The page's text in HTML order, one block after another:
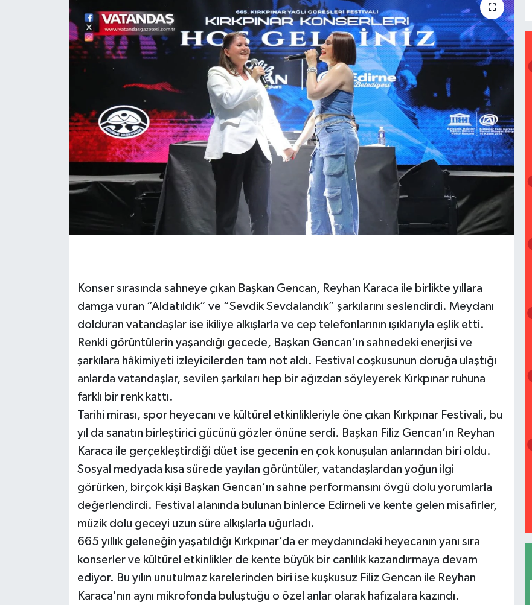
Konser sırasında sahneye çıkan Başkan Gencan, Reyhan Karaca ile birlikte yıllara
damga vuran “Aldatıldık” ve “Sevdik Sevdalandık” şarkılarını seslendirdi. Meydanı
dolduran vatandaşlar ise ikiliye alkışlarla ve cep telefonlarının ışıklarıyla eşlik etti.
Renkli görüntülerin yaşandığı gecede, Başkan Gencan’ın sahnedeki enerjisi ve
şarkılara hâkimiyeti izleyicilerden tam not aldı. Festival coşkusunun doruğa ulaştığı
anlarda vatandaşlar, sevilen şarkıları hep bir ağızdan söyleyerek Kırkpınar ruhuna
farklı bir renk kattı.
Tarihi mirası, spor heyecanı ve kültürel etkinlikleriyle öne çıkan Kırkpınar Festivali, bu
yıl da sanatın birleştirici gücünü gözler önüne serdi. Başkan Filiz Gencan’ın Reyhan
Karaca ile gerçekleştirdiği düet ise gecenin en çok konuşulan anlarından biri oldu.
Sosyal medyada kısa sürede yayılan görüntüler, vatandaşlardan yoğun ilgi
görürken, birçok kişi Başkan Gencan’ın sahne performansını övgü dolu yorumlarla
değerlendirdi. Festival alanında bulunan binlerce Edirneli ve kente gelen misafirler,
müzik dolu geceyi uzun süre alkışlarla uğurladı.
665 yıllık geleneğin yaşatıldığı Kırkpınar’da er meydanındaki heyecanın yanı sıra
konserler ve kültürel etkinlikler de kente büyük bir canlılık kazandırmaya devam
ediyor. Bu yılın unutulmaz karelerinden biri ise kuşkusuz Filiz Gencan ile Reyhan
Karaca'nın aynı mikrofonda buluştuğu o özel anlar olarak hafızalara kazındı.